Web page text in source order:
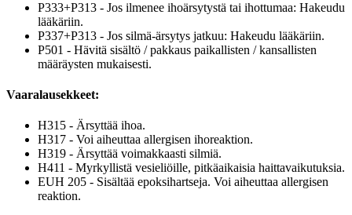
P333+P313 - Jos ilmenee ihoärsytystä tai ihottumaa: Hakeudu
lääkäriin.
P337+P313 - Jos silmä-ärsytys jatkuu: Hakeudu lääkäriin.
P501 - Hävitä sisältö / pakkaus paikallisten / kansallisten
määräysten mukaisesti.
Vaaralausekkeet:
H315 - Ärsyttää ihoa.
H317 - Voi aiheuttaa allergisen ihoreaktion.
H319 - Ärsyttää voimakkaasti silmiä.
H411 - Myrkyllistä vesieliöille, pitkäaikaisia haittavaikutuksia.
EUH 205 - Sisältää epoksihartseja. Voi aiheuttaa allergisen
reaktion.